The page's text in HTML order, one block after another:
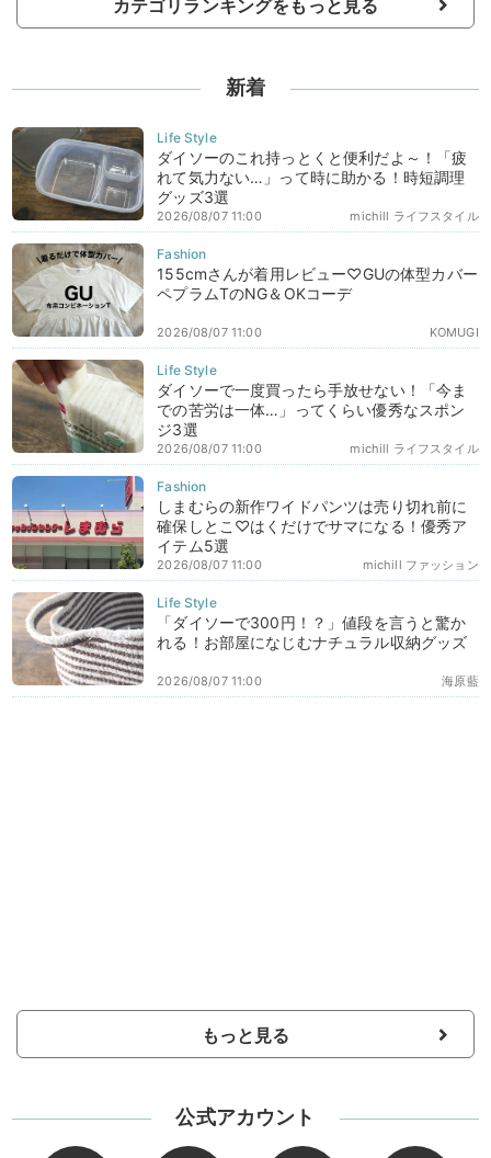
カテゴリランキングをもっと見る
新着
ダイソーのこれ持っとくと便利だよ～！「疲
れて気力ない…」って時に助かる！時短調理
グッズ3選
michill ライフスタイル
2026/08/07 11:00
155cmさんが着用レビュー♡GUの体型カバー
ペプラムTのNG＆OKコーデ
KOMUGI
2026/08/07 11:00
ダイソーで一度買ったら手放せない！「今ま
での苦労は一体…」ってくらい優秀なスポン
ジ3選
michill ライフスタイル
2026/08/07 11:00
しまむらの新作ワイドパンツは売り切れ前に
確保しとこ♡はくだけでサマになる！優秀ア
イテム5選
michill ファッション
2026/08/07 11:00
「ダイソーで300円！？」値段を言うと驚か
れる！お部屋になじむナチュラル収納グッズ
海原藍
2026/08/07 11:00
もっと見る
公式アカウント